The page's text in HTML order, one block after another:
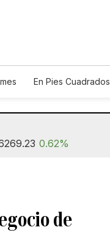
En Pies Cuadrados
0.62%
de